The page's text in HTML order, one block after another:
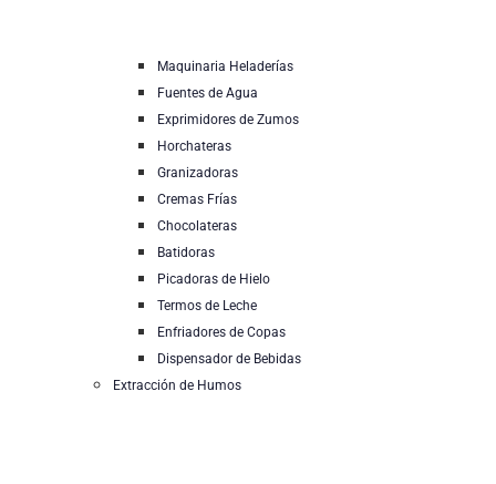
Maquinaria Heladerías
Fuentes de Agua
Exprimidores de Zumos
Horchateras
Granizadoras
Cremas Frías
Chocolateras
Batidoras
Picadoras de Hielo
Termos de Leche
Enfriadores de Copas
Dispensador de Bebidas
Extracción de Humos